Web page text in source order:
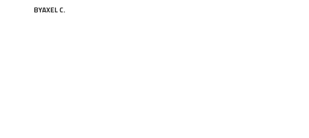
BYAXEL C.